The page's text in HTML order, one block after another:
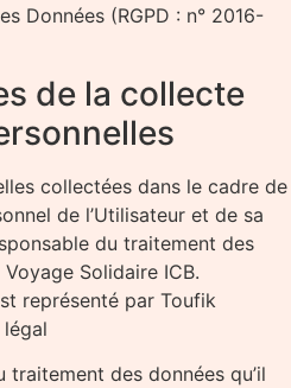
Données (RGPD : n° 2016-
de la collecte
collectées dans le cadre de
de l’Utilisateur et de sa
du traitement des
Solidaire ICB.
représenté par Toufik
des données qu’il